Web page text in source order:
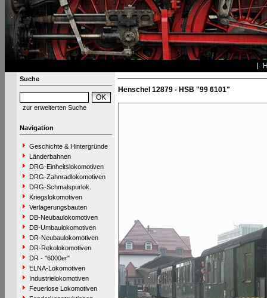
Suche
zur erweiterten Suche
Navigation
Geschichte & Hintergründe
Länderbahnen
DRG-Einheitslokomotiven
DRG-Zahnradlokomotiven
DRG-Schmalspurlok.
Kriegslokomotiven
Verlagerungsbauten
DB-Neubaulokomotiven
DB-Umbaulokomotiven
DR-Neubaulokomotiven
DR-Rekolokomotiven
DR - "6000er"
ELNA-Lokomotiven
Industrielokomotiven
Feuerlose Lokomotiven
Henschel 12879 - HSB "99 6101"